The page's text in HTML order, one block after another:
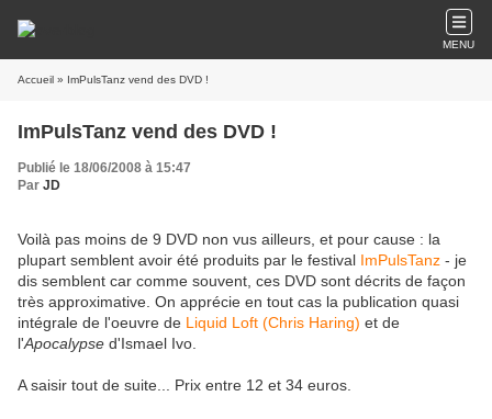
MENU
Accueil » ImPulsTanz vend des DVD !
ImPulsTanz vend des DVD !
Publié le 18/06/2008 à 15:47
Par JD
Voilà pas moins de 9 DVD non vus ailleurs, et pour cause : la
plupart semblent avoir été produits par le festival ImPulsTanz - je
dis semblent car comme souvent, ces DVD sont décrits de façon
très approximative. On apprécie en tout cas la publication quasi
intégrale de l'oeuvre de Liquid Loft (Chris Haring) et de
l'Apocalypse d'Ismael Ivo.
A saisir tout de suite... Prix entre 12 et 34 euros.